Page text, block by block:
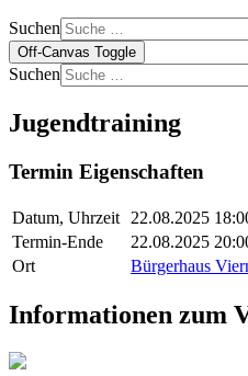
Suchen
Off-Canvas Toggle
Suchen
Jugendtraining
Termin Eigenschaften
Datum, Uhrzeit
22.08.2025
Termin-Ende
22.08.2025
Ort
Bürgerhaus
Informationen zum